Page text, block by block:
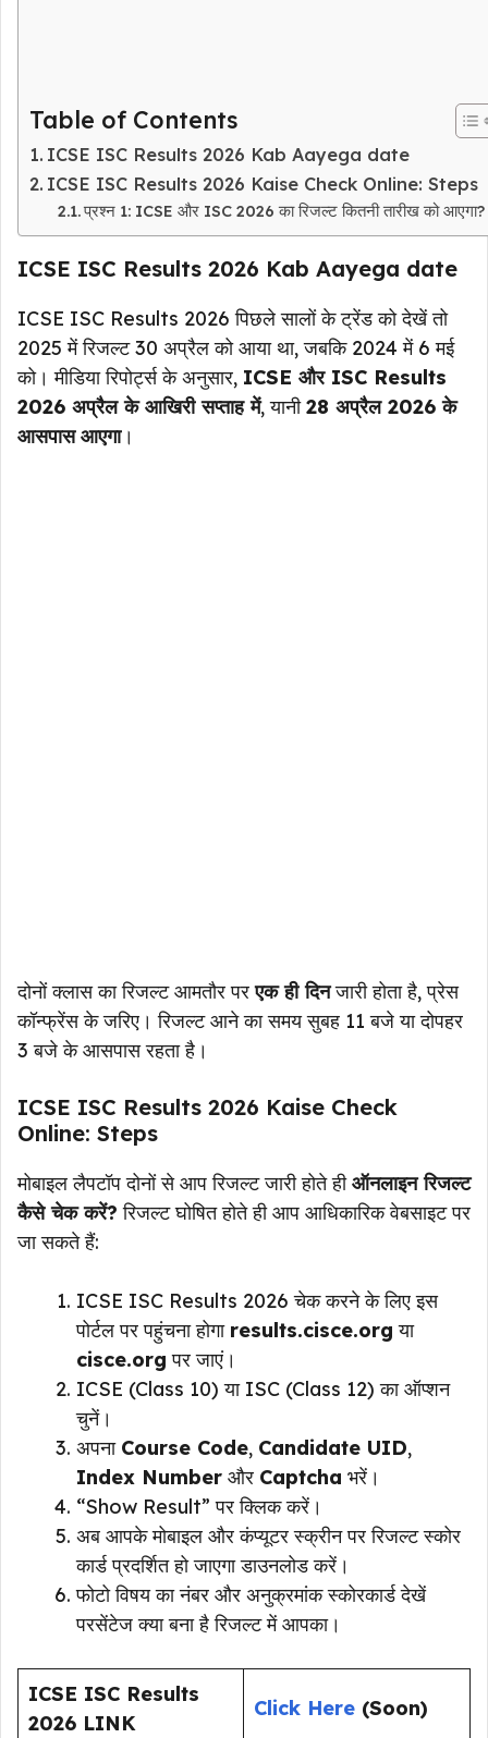
Table of Contents
ICSE ISC Results 2026 Kab Aayega date
ICSE ISC Results 2026 Kaise Check Online: Steps
प्रश्न 1: ICSE और ISC 2026 का रिजल्ट कितनी तारीख को आएगा?
ICSE ISC Results 2026 Kab Aayega date
ICSE ISC Results 2026 पिछले सालों के ट्रेंड को देखें तो
2025 में रिजल्ट 30 अप्रैल को आया था, जबकि 2024 में 6 मई
को। मीडिया रिपोर्ट्स के अनुसार, ICSE और ISC Results
2026 अप्रैल के आखिरी सप्ताह में, यानी28 अप्रैल 2026 के
आसपास आएगा।
दोनों क्लास का रिजल्ट आमतौर परएक ही दिनजारी होता है, प्रेस
कॉन्फ्रेंस के जरिए। रिजल्ट आने का समय सुबह 11 बजे या दोपहर
3 बजे के आसपास रहता है।
ICSE ISC Results 2026 Kaise Check
Online: Steps
मोबाइल लैपटॉप दोनों से आप रिजल्ट जारी होते हीऑनलाइन रिजल्ट
कैसे चेक करें? रिजल्ट घोषित होते ही आप आधिकारिक वेबसाइट पर
जा सकते हैं:
ICSE ISC Results 2026 चेक करने के लिए इस
पोर्टल पर पहुंचना होगा results.cisce.org या
cisce.org पर जाएं।
ICSE (Class 10) या ISC (Class 12) का ऑप्शन
चुनें।
अपना Course Code, Candidate UID,
Index Number और Captcha भरें।
“Show Result” पर क्लिक करें।
अब आपके मोबाइल और कंप्यूटर स्क्रीन पर रिजल्ट स्कोर
कार्ड प्रदर्शित हो जाएगा डाउनलोड करें।
फोटो विषय का नंबर और अनुक्रमांक स्कोरकार्ड देखें
परसेंटेज क्या बना है रिजल्ट में आपका।
ICSE ISC Results
2026 LINK
Click Here (Soon)